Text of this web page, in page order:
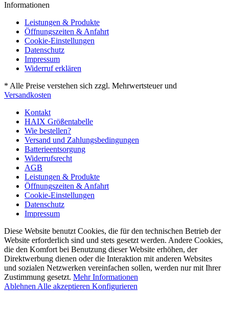
Informationen
Leistungen & Produkte
Öffnungszeiten & Anfahrt
Cookie-Einstellungen
Datenschutz
Impressum
Widerruf erklären
* Alle Preise verstehen sich zzgl. Mehrwertsteuer und
Versandkosten
Kontakt
HAIX Größentabelle
Wie bestellen?
Versand und Zahlungsbedingungen
Batterieentsorgung
Widerrufsrecht
AGB
Leistungen & Produkte
Öffnungszeiten & Anfahrt
Cookie-Einstellungen
Datenschutz
Impressum
Diese Website benutzt Cookies, die für den technischen Betrieb der
Website erforderlich sind und stets gesetzt werden. Andere Cookies,
die den Komfort bei Benutzung dieser Website erhöhen, der
Direktwerbung dienen oder die Interaktion mit anderen Websites
und sozialen Netzwerken vereinfachen sollen, werden nur mit Ihrer
Zustimmung gesetzt. Mehr Informationen
Ablehnen Alle akzeptieren Konfigurieren